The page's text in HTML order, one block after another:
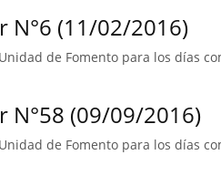
N°6 (11/02/2016)
de Fomento para los días
N°58 (09/09/2016)
de Fomento para los días